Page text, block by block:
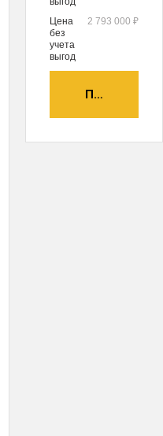
Цена
без
учета
выгод
2 793 000 ₽
ПОЛУЧИТЬ